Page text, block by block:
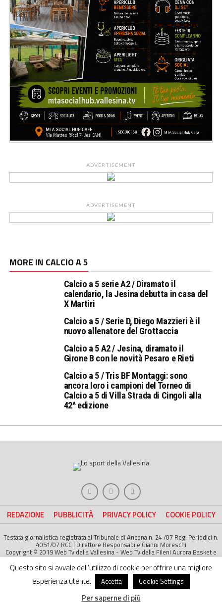
ADVERTISEMENT
ADVERTISEMENT
MORE IN CALCIO A 5
Calcio a 5 serie A2 / Diramato il
calendario, la Jesina debutta in casa del
X Martiri
Calcio a 5 / Serie D, Diego Mazzieri è il
nuovo allenatore del Grottaccia
Calcio a 5 A2 / Jesina, diramato il
Girone B con le novità Pesaro e Rieti
Calcio a 5 / Tris BF Montaggi: sono
ancora loro i campioni del Torneo di
Calcio a 5 di Villa Strada di Cingoli alla
42^ edizione
REDAZIONE PUBBLICITÀ PRIVACY POLICY COOKIE POLICY
Testata giornalistica registrata al Tribunale di Ancona n. 24 /07 Reg. Periodici n.
4051/07 RCC | Direttore Responsabile Gianni Moreschi
Copyright © 2019 Web Tv della Vallesina - Web Tv della Fileni Aurora Basket e
della Jesina Calcio. All right Reserved | Project byLife Color
Questo sito si avvale dell'utilizzo di cookie per offrire una migliore
esperienza utente.
Accetta Cookie Settings
Per saperne di più